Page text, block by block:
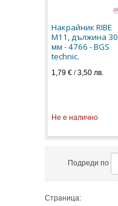
Накрайник RIBE
М11, дължина 30
мм - 4766 - BGS
technic.
1,79 € /3,50 лв.
Не е налично
Подреди по
Страница: